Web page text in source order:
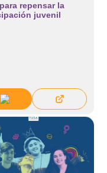
repensar la
juvenil